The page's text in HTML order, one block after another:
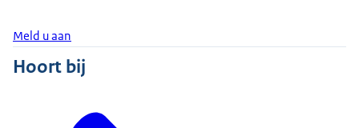
Meld u aan
Hoort bij